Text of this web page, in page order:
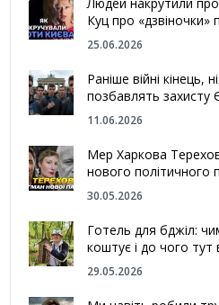
Куц про «дзвіночки»
25.06.2026
Раніше війні кінець,
позбавлять захисту
11.06.2026
Мер Харкова
нового політичного
30.05.2026
Готель для бджіл:
коштує і до чого
29.05.2026